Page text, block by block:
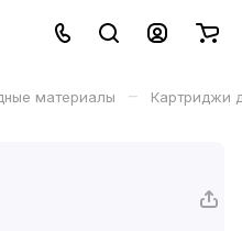
материалы – Картриджи